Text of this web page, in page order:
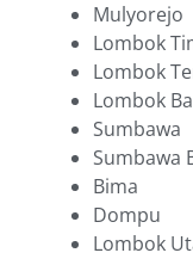
Mulyorejo
Lombok
Lombok
Lombok
Sumbawa
Sumbawa
Bima
Dompu
Lombok